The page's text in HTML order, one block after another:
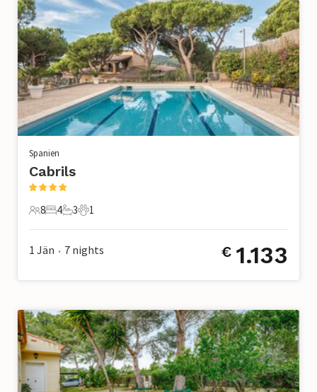
Spanien
Cabrils
8 Gäste
8
4 Schlafzimmer
4
3 Badezimmer
3
1 Haustier
1
1 Jän • 7 nights € 1.133